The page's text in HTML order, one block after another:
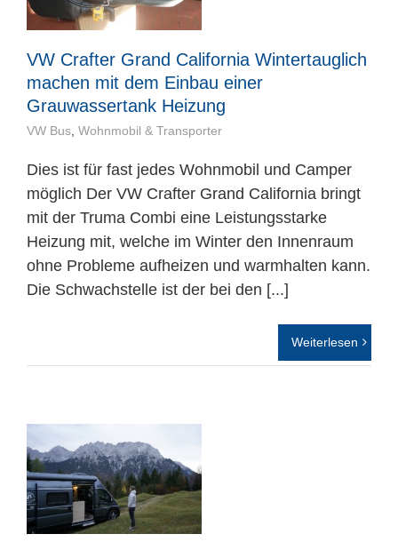
Karriere
Technische Infos
Kontakt & Anfahrt
VW Crafter Grand California Wintertauglich
machen mit dem Einbau einer
Grauwassertank Heizung
VW Bus Wohnmobil & Transporter
Dies ist für fast jedes Wohnmobil und Camper
möglich Der VW Crafter Grand California bringt
mit der Truma Combi eine Leistungsstarke
Heizung mit, welche im Winter den Innenraum
ohne Probleme aufheizen und warmhalten kann.
Die Schwachstelle ist der bei den [...]
Weiterlesen